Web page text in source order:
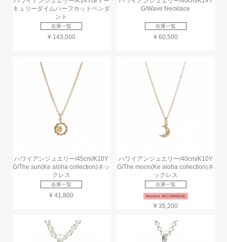
キュリーダイムハーフカットペンダ
ント
在庫一覧
¥ 143,000
G/Wave Necklace
在庫一覧
¥ 60,500
ハワイアンジュエリー/45cm/K10Y
G/The sun(Ke aloha collection)ネッ
クレス
在庫一覧
¥ 41,800
ハワイアンジュエリー/40cm/K10Y
G/The moon(Ke aloha collection)ネ
ックレス
在庫一覧
Womens RECOMMEND
¥ 35,200